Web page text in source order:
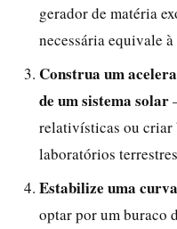
gerador de matéria
necessária equivale
Construa um
de um sistema solar
relativísticas ou criar
laboratórios
Estabilize uma
optar por um buraco